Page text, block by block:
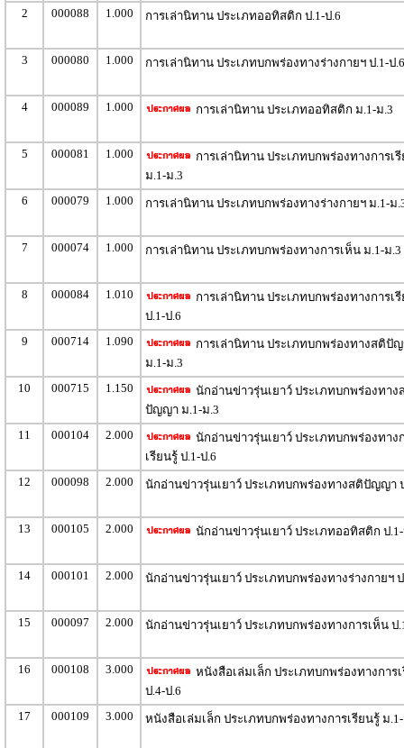
2 000088 1.000 การเล่านิทาน ประเภทออทิสติก ป.1-ป.6
3 000080 1.000 การเล่านิทาน ประเภทบกพร่องทางร่างกายฯ ป.1-ป.6
4 000089 1.000 การเล่านิทาน ประเภทออทิสติก ม.1-ม.3
5 000081 1.000
การเล่านิทาน ประเภทบกพร่องทางการเ
ม.1-ม.3
6
000079 1.000 การเล่านิทาน ประเภทบกพร่องทางร่างกายฯ ม.1-ม
7 000074 1.000 การเล่านิทาน ประเภทบกพร่องทางการเห็น ม.1-ม.3
8 000084 1.010
การเล่านิทาน ประเภทบกพร่องทางการเ
ป.1-ป.6
9
000714 1.090
การเล่านิทาน ประเภทบกพร่องทางสติปั
ม.1-ม.3
10
000715 1.150
นักอ่านข่าวรุ่นเยาว์ ประเภทบกพร่องทาง
ปัญญา ม.1-ม.3
11
000104 2.000
นักอ่านข่าวรุ่นเยาว์ ประเภทบกพร่องทาง
เรียนรู้ ป.1-ป.6
12
000098 2.000 นักอ่านข่าวรุ่นเยาว์ ประเภทบกพร่องทางสติปัญญา
13 000105 2.000 นักอ่านข่าวรุ่นเยาว์ ประเภทออทิสติก ป
14 000101 2.000 นักอ่านข่าวรุ่นเยาว์ ประเภทบกพร่องทางร่างกายฯ
15 000097 2.000 นักอ่านข่าวรุ่นเยาว์ ประเภทบกพร่องทางการเห็น ป
16 000108 3.000
หนังสือเล่มเล็ก ประเภทบกพร่องทางการ
ป.4-ป.6
17
000109 3.000 หนังสือเล่มเล็ก ประเภทบกพร่องทางการเรียนรู้ ม